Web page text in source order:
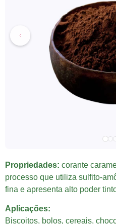
Propriedades: corante
processo que utiliza sulfito-
fina e apresenta alto poder
Aplicações:
Biscoitos, bolos, cereais,